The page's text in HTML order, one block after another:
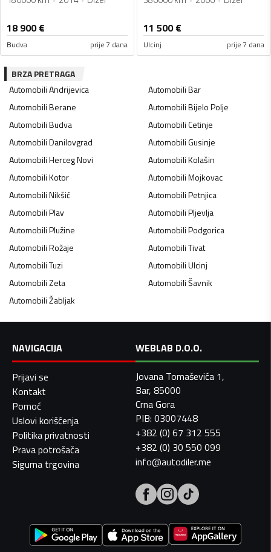
18 900€
Budva prije 7 dana
11 500€
Ulcinj prije 7 dana
BRZA PRETRAGA
AutomobiliAndrijevica AutomobiliBar
AutomobiliBerane AutomobiliBijelo Polje
AutomobiliBudva AutomobiliCetinje
AutomobiliDanilovgrad AutomobiliGusinje
AutomobiliHerceg Novi AutomobiliKolašin
AutomobiliKotor AutomobiliMojkovac
AutomobiliNikšić AutomobiliPetnjica
AutomobiliPlav AutomobiliPljevlja
AutomobiliPlužine AutomobiliPodgorica
AutomobiliRožaje AutomobiliTivat
AutomobiliTuzi AutomobiliUlcinj
AutomobiliZeta AutomobiliŠavnik
AutomobiliŽabljak
NAVIGACIJA
Prijavi se
Kontakt
Pomoć
Uslovi korišćenja
Politika privatnosti
Prava potrošača
Sigurna trgovina
WEBLAB D.O.O.
Jovana Tomaševića 1,
Bar, 85000
Crna Gora
PIB: 03007448
+382 (0) 67 312 555
+382 (0) 30 550 099
info@autodiler.me